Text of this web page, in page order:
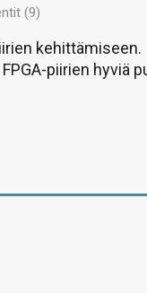
(9)
kehittämiseen.
piirien hyviä